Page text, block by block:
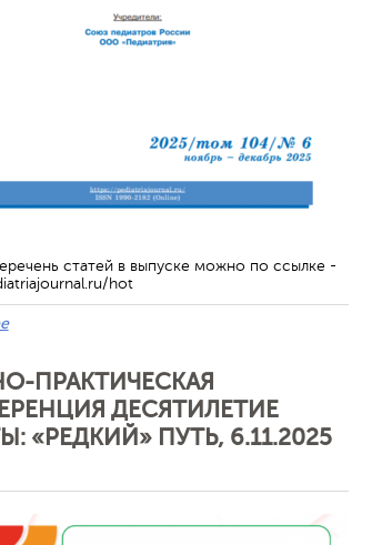
статей в выпуске можно по ссылке -
hot
ПРАКТИЧЕСКАЯ
ДЕСЯТИЛЕТИЕ
«РЕДКИЙ» ПУТЬ, 6.11.2025